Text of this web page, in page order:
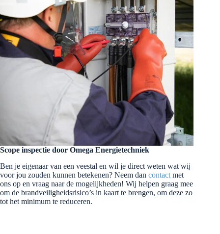
Scope inspectie door Omega Energietechniek
Ben je eigenaar van een veestal en wil je direct weten wat wij
voor jou zouden kunnen betekenen? Neem dan contact met
ons op en vraag naar de mogelijkheden! Wij helpen graag mee
om de brandveiligheidsrisico’s in kaart te brengen, om deze zo
tot het minimum te reduceren.